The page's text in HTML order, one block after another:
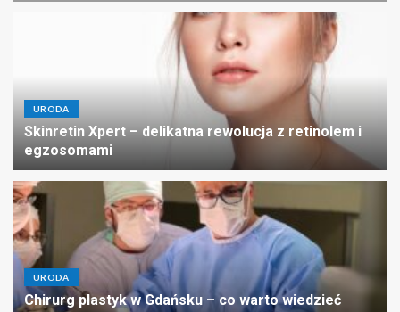
URODA
Skinretin Xpert – delikatna rewolucja z retinolem i
egzosomami
URODA
Chirurg plastyk w Gdańsku – co warto wiedzieć